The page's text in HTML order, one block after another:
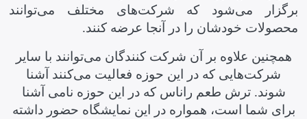
برگزار می‌شود که شرکت‌های مختلف می‌توانند
محصولات خودشان را در آنجا عرضه کنند.
همچنین علاوه بر آن شرکت کنندگان می‌توانند با سایر
شرکت‌هایی که در این حوزه فعالیت می‌کنند آشنا
شوند. ترش طعم راناس که در این حوزه نامی آشنا
برای شما است، همواره در این نمایشگاه حضور داشته